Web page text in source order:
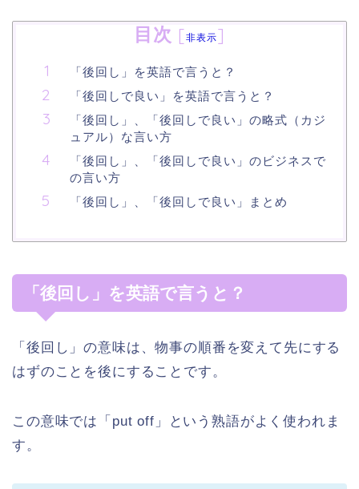
目次 [非表示]
「後回し」を英語で言うと？
「後回しで良い」を英語で言うと？
「後回し」、「後回しで良い」の略式（カジ
ュアル）な言い方
「後回し」、「後回しで良い」のビジネスで
の言い方
「後回し」、「後回しで良い」まとめ
「後回し」を英語で言うと？
「後回し」の意味は、物事の順番を変えて先にする
はずのことを後にすることです。
この意味では「put off」という熟語がよく使われま
す。